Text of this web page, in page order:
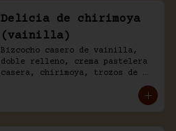
Delicia de chirimoya
(vainilla)
Bizcocho casero de vainilla,
doble relleno, crema pastelera
casera, chirimoya, trozos de
chantilly, decorado con manjar